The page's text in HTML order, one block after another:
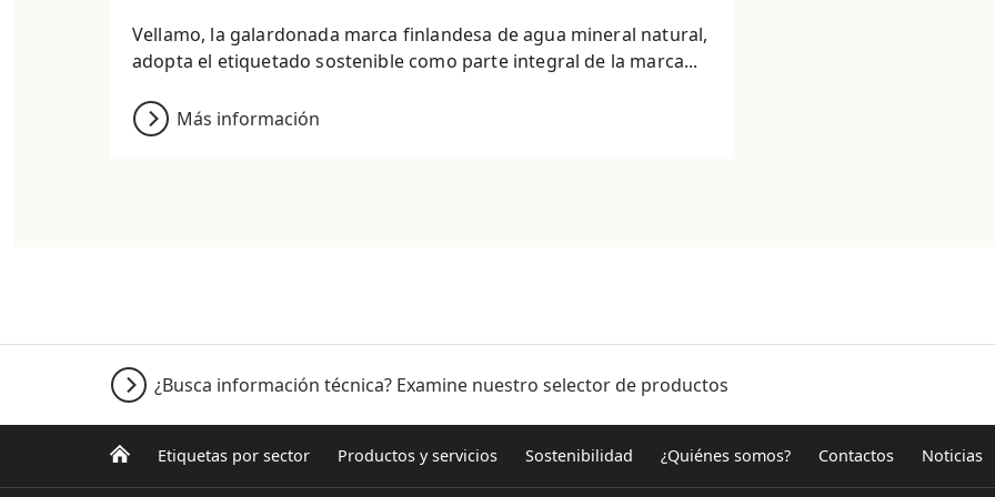
Vellamo, la galardonada marca finlandesa de agua mineral natural,
adopta el etiquetado sostenible como parte integral de la marca...
Más información
¿Busca información técnica? Examine nuestro selector de productos
Etiquetas por sector Productos y servicios Sostenibilidad ¿Quiénes somos? Contactos Noticias